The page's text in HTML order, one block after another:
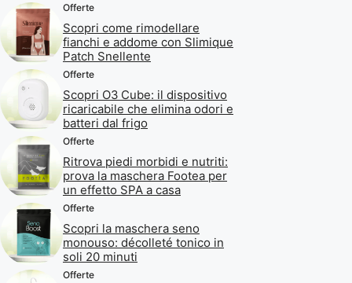
Offerte
Scopri come rimodellare
fianchi e addome con Slimique
Patch Snellente
Offerte
Scopri O3 Cube: il dispositivo
ricaricabile che elimina odori e
batteri dal frigo
Offerte
Ritrova piedi morbidi e nutriti:
prova la maschera Footea per
un effetto SPA a casa
Offerte
Scopri la maschera seno
monouso: décolleté tonico in
soli 20 minuti
Offerte